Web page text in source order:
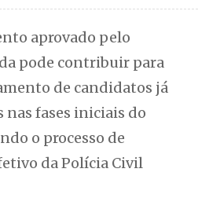
aprovado pelo
pode contribuir para
de candidatos já
nas fases iniciais do
o processo de
da Polícia Civil